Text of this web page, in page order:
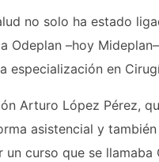
no solo ha estado
Odeplan –hoy
especialización en
Arturo López Pérez,
asistencial y
curso que se